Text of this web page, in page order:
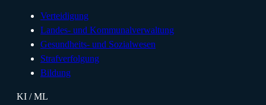
Verteidigung
Landes- und Kommunalverwaltung
Gesundheits- und Sozialwesen
Strafverfolgung
Bildung
KI / ML